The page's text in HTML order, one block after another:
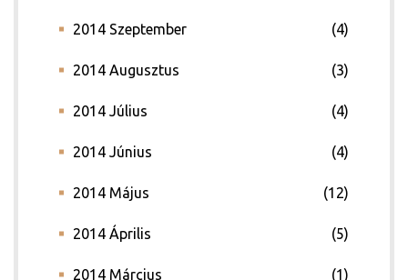
2014 Szeptember (4)
2014 Augusztus (3)
2014 Július (4)
2014 Június (4)
2014 Május (12)
2014 Április (5)
2014 Március (1)